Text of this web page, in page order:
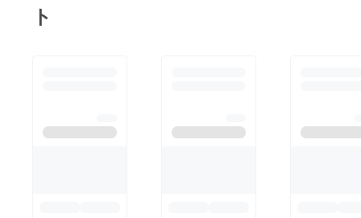
を過ぎても届かない場
ト